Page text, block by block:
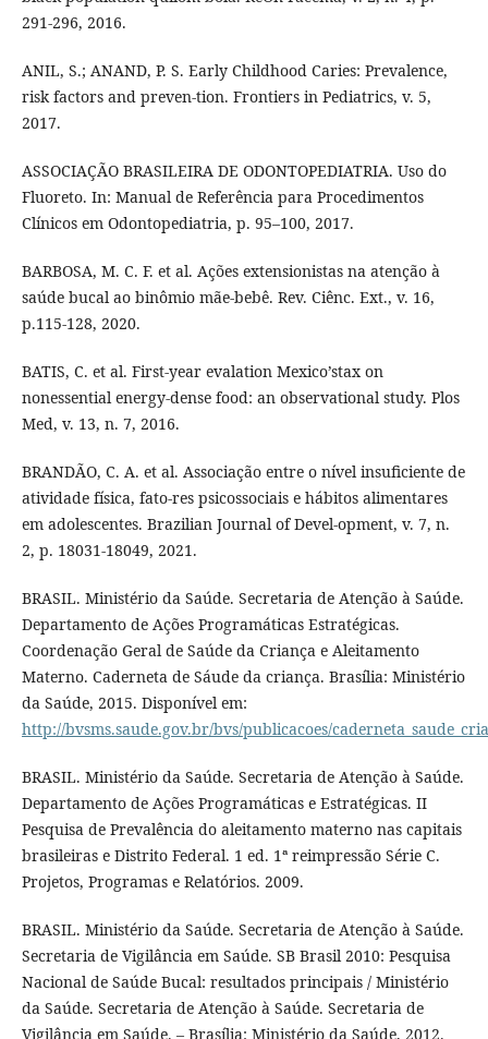
291-296, 2016.
ANIL, S.; ANAND, P. S. Early Childhood Caries: Prevalence,
risk factors and preven-tion. Frontiers in Pediatrics, v. 5,
2017.
ASSOCIAÇÃO BRASILEIRA DE ODONTOPEDIATRIA. Uso do
Fluoreto. In: Manual de Referência para Procedimentos
Clínicos em Odontopediatria, p. 95–100, 2017.
BARBOSA, M. C. F. et al. Ações extensionistas na atenção à
saúde bucal ao binômio mãe-bebê. Rev. Ciênc. Ext., v. 16,
p.115-128, 2020.
BATIS, C. et al. First-year evalation Mexico’stax on
nonessential energy-dense food: an observational study. Plos
Med, v. 13, n. 7, 2016.
BRANDÃO, C. A. et al. Associação entre o nível insuficiente de
atividade física, fato-res psicossociais e hábitos alimentares
em adolescentes. Brazilian Journal of Devel-opment, v. 7, n.
2, p. 18031-18049, 2021.
BRASIL. Ministério da Saúde. Secretaria de Atenção à Saúde.
Departamento de Ações Programáticas Estratégicas.
Coordenação Geral de Saúde da Criança e Aleitamento
Materno. Caderneta de Sáude da criança. Brasília: Ministério
da Saúde, 2015. Disponível em:
http://bvsms.saude.gov.br/bvs/publicacoes/
BRASIL. Ministério da Saúde. Secretaria de Atenção à Saúde.
Departamento de Ações Programáticas e Estratégicas. II
Pesquisa de Prevalência do aleitamento materno nas capitais
brasileiras e Distrito Federal. 1 ed. 1ª reimpressão Série C.
Projetos, Programas e Relatórios. 2009.
BRASIL. Ministério da Saúde. Secretaria de Atenção à Saúde.
Secretaria de Vigilância em Saúde. SB Brasil 2010: Pesquisa
Nacional de Saúde Bucal: resultados principais / Ministério
da Saúde. Secretaria de Atenção à Saúde. Secretaria de
Vigilância em Saúde. – Brasília: Ministério da Saúde, 2012.